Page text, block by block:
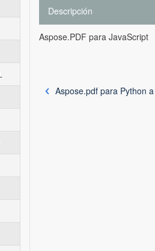
Descripción
Aspose.PDF para JavaScript
Aspose.pdf para Python